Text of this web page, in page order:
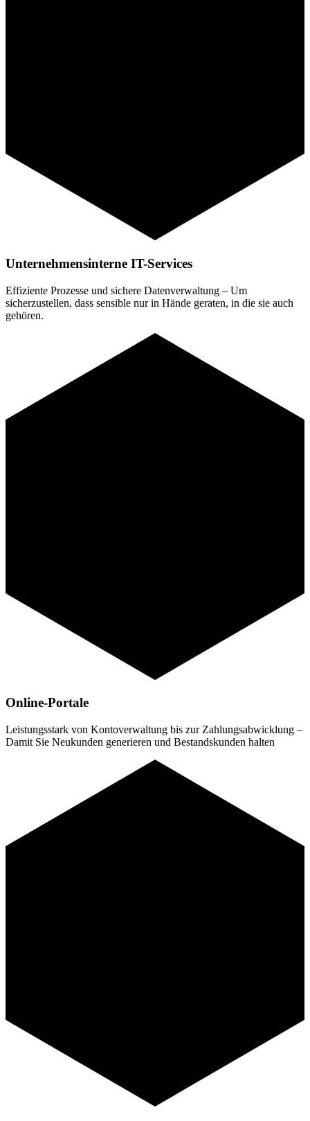
Unternehmensinterne IT-Services
Effiziente Prozesse und sichere Datenverwaltung – Um
sicherzustellen, dass sensible nur in Hände geraten, in die sie auch
gehören.
Online-Portale
Leistungsstark von Kontoverwaltung bis zur Zahlungsabwicklung –
Damit Sie Neukunden generieren und Bestandskunden halten